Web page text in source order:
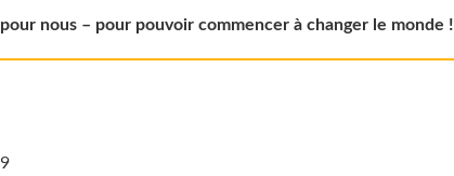
nous – pour pouvoir commencer à changer le monde !